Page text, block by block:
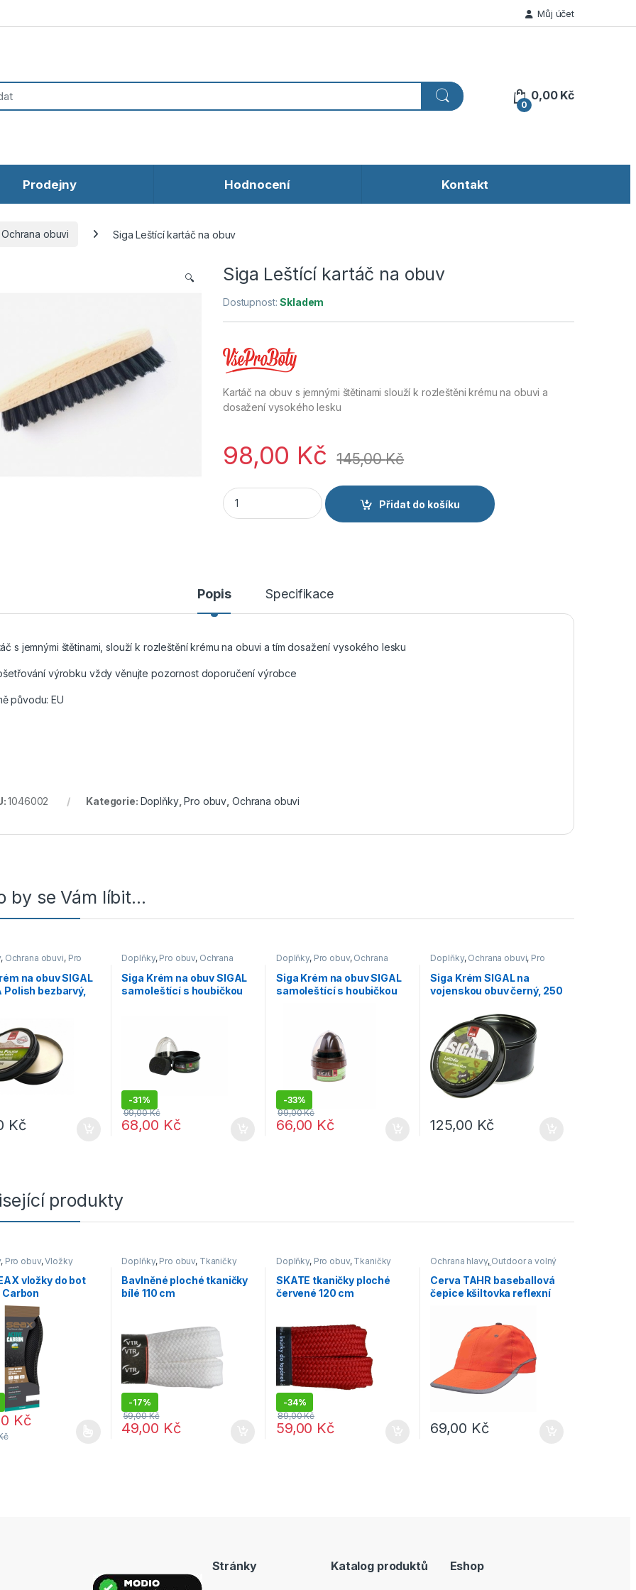
Můj účet
0
0,00 Kč
Prodejny Hodnocení Kontakt
Ochrana obuvi Siga Leštící kartáč na obuv
🔍 Siga Leštící kartáč na obuv
Dostupnost:Skladem
Kartáč na obuv s jemnými štětinami slouží k rozleštěni krému na obuvi a
dosažení vysokého lesku
98,00 Kč 145,00Kč
Siga Leštící kartáč na obuv množství
Přidat do košíku
Popis Specifikace
s jemnými štětinami, slouží k rozleštění krému na obuvi a tím dosažení vysokého lesku
výrobku vždy věnujte pozornost doporučení výrobce
původu: EU
1046002 Kategorie: Doplňky,Pro obuv Ochrana obuvi
by se Vám líbit…
, Ochrana obuvi, Pro
na obuv SIGAL
Polish bezbarvý,
Kč
Doplňky, Pro obuv, Ochrana
obuvi
Siga Krém na obuv SIGAL
samoleštící s houbičkou
-31%
68,00 Kč
99,00Kč
Doplňky, Pro obuv, Ochrana
obuvi
Siga Krém na obuv SIGAL
samoleštící s houbičkou
-33%
66,00 Kč
99,00Kč
Doplňky, Ochrana obuvi, Pro
obuv
Siga Krém SIGAL na
vojenskou obuv černý, 250
125,00 Kč
produkty
, Pro obuv,Vložky
vložky do bot
Kč
má více variant. Možnosti lze vybrat na stránce produktu
Doplňky, Pro obuv, Tkaničky
Bavlněné ploché tkaničky
bílé 110 cm
-17%
49,00 Kč
59,00Kč
Doplňky, Pro obuv, Tkaničky
SKATE tkaničky ploché
červené 120 cm
-34%
59,00 Kč
89,00Kč
Ochrana hlavy, Outdoor a volný
,Čepice, rukavice,
šály
Cerva TAHR baseballová
čepice kšiltovka reflexní
69,00 Kč
Stránky Katalog produktů Eshop